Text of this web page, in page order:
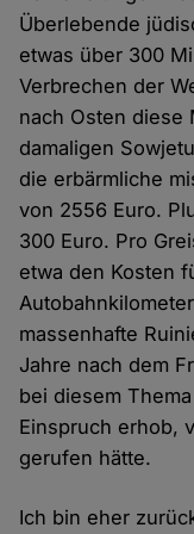
Überlebende
etwas über 300
Verbrechen der
nach Osten diese
damaligen
die erbärmliche
von 2556 Euro.
300 Euro. Pro
etwa den Kosten
massenhafte
Jahre nach dem
bei diesem
Einspruch erhob,
gerufen hätte.
Ich bin eher